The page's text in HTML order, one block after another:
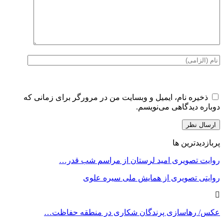
ذخیره نام، ایمیل و وبسایت من در مرورگر برای زمانی که
دوباره دیدگاهی می‌نویسم.
پربازدیدترین ها
روایت تصویری امید لرستان از مراسم شب قدر…
روایتی تصویری از همایش ملی سیره علوی
عکس/ رهاسازی پرندگان شکاری در منطقه حفاظت…